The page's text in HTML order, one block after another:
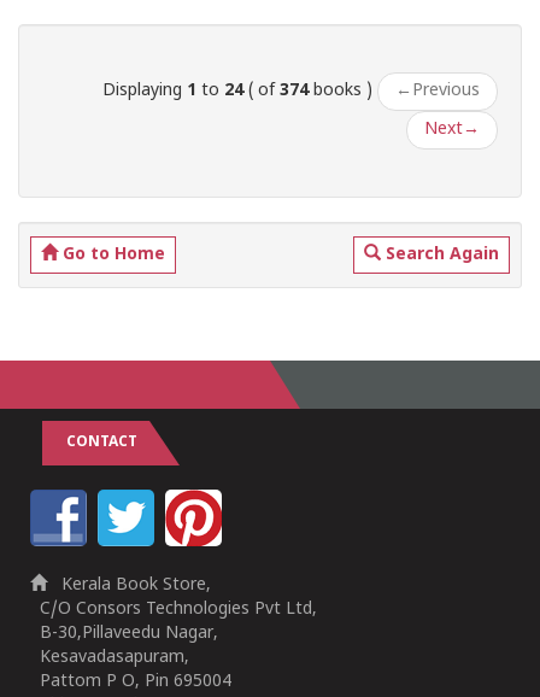
Displaying 1 to 24( of 374books ) ← Previous
Next→
Go to Home Search Again
CONTACT
Kerala Book Store,
C/O Consors Technologies Pvt Ltd,
B-30,Pillaveedu Nagar,
Kesavadasapuram,
Pattom P O, Pin 695004